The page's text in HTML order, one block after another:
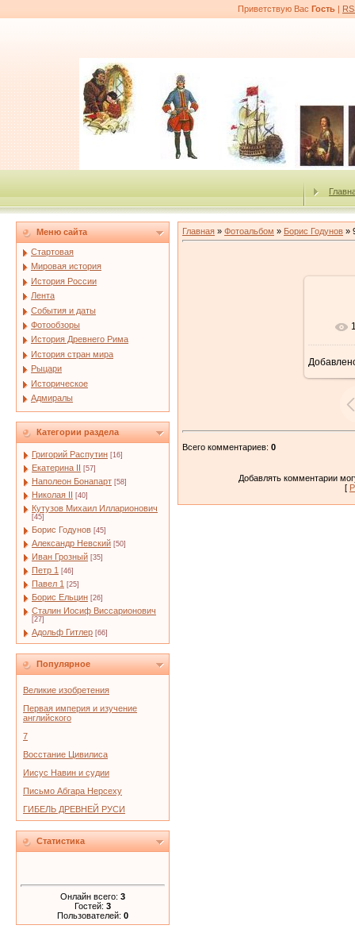
Приветствую Вас Гость |
Меню сайта
Стартовая
Мировая история
История России
Лента
События и даты
Фотообзоры
История Древнего Рима
История стран мира
Рыцари
Историческое
Адмиралы
Категории раздела
Григорий Распутин [16]
Екатерина II [57]
Наполеон Бонапарт [58]
Николая II [40]
Кутузов Михаил Илларионович
[45]
Борис Годунов [45]
Александр Невский [50]
Иван Грозный [35]
Петр 1 [46]
Павел 1 [25]
Борис Ельцин [26]
Сталин Иосиф Виссарионович
[27]
Адольф Гитлер [66]
Популярное
Великие изобретения
Первая империя и изучение
английского
7
Восстание Цивилиса
Иисус Навин и судии
Письмо Абгара Нерсеху
ГИБЕЛЬ ДРЕВНЕЙ РУСИ
Статистика
Онлайн всего: 3
Гостей: 3
Пользователей: 0
Главная » Фотоальбом » Борис Годунов »
Всего комментариев: 0
Добавлять комментарии
[